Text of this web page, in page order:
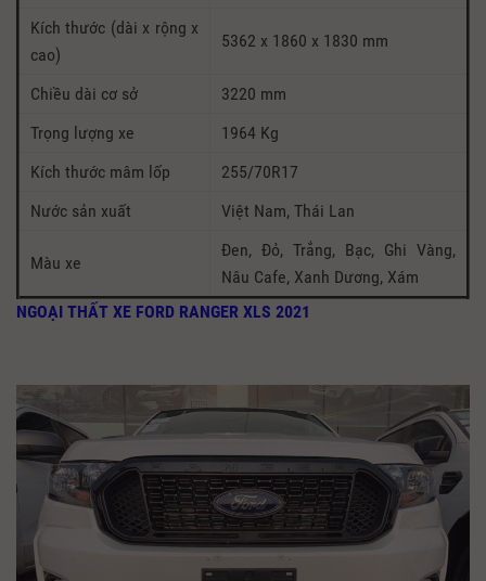
Kích thước (dài x rộng x
cao)
5362 x 1860 x 1830 mm
Chiều dài cơ sở
3220 mm
Trọng lượng xe
1964 Kg
Kích thước mâm lốp
255/70R17
Nước sản xuất
Việt Nam, Thái Lan
Màu xe
Đen, Đỏ, Trắng, Bạc, Ghi Vàng,
Nâu Cafe, Xanh Dương, Xám
NGOẠI THẤT XE FORD RANGER XLS 2021